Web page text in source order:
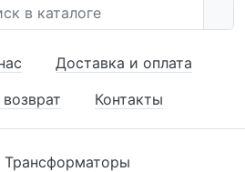
Доставка и оплата
Контакты
Трансформаторы